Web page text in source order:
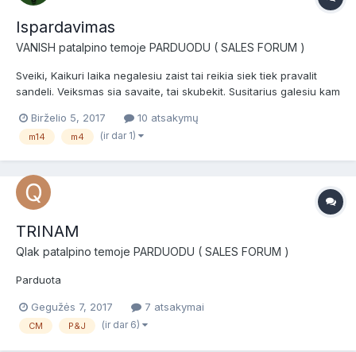
Ispardavimas
VANISH patalpino temoje PARDUODU ( SALES FORUM )
Sveiki, Kaikuri laika negalesiu zaist tai reikia siek tiek pravalit
sandeli. Veiksmas sia savaite, tai skubekit. Susitarius galesiu kam
I vidurius nelista. Mazai naudotas, komlekte 4 king arms mid-cap
detuves ir originalus...
Birželio 5, 2017 10 atsakymų
m14 m4 (ir dar 1)
TRINAM
Qlak patalpino temoje PARDUODU ( SALES FORUM )
Parduota
Gegužės 7, 2017 7 atsakymai
CM P&J (ir dar 6)